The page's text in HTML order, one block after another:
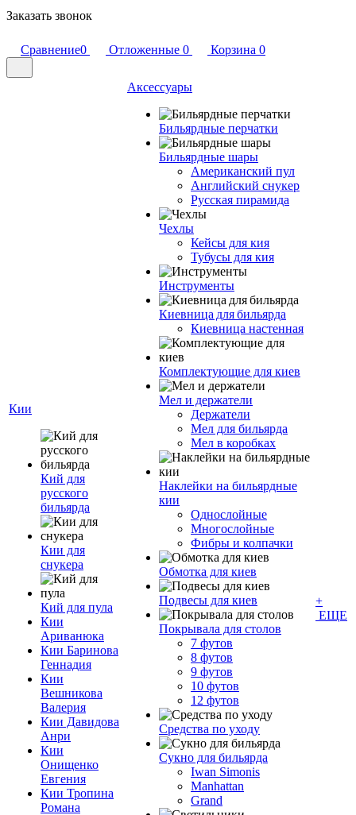
Заказать звонок
Сравнение0 Отложенные 0 Корзина 0
Кии
Кий для
русского
бильярда
Кии для
снукера
Кий для пула
Кии
Ариванюка
Кии Баринова
Геннадия
Кии
Вешникова
Валерия
Кии Давидова
Анри
Кии
Онищенко
Евгения
Кии Тропина
Романа
Аксессуары
Бильярдные перчатки
Бильярдные шары
Американский пул
Английский снукер
Русская пирамида
Чехлы
Кейсы для кия
Тубусы для кия
Инструменты
Киевница для бильярда
Киевница настенная
Комплектующие для киев
Мел и держатели
Держатели
Мел для бильярда
Мел в коробках
Наклейки на бильярдные
кии
Однослойные
Многослойные
Фибры и колпачки
Обмотка для киев
Подвесы для киев
Покрывала для столов
7 футов
8 футов
9 футов
10 футов
12 футов
Средства по уходу
Сукно для бильярда
Iwan Simonis
Manhattan
Grand
+
ЕЩЕ